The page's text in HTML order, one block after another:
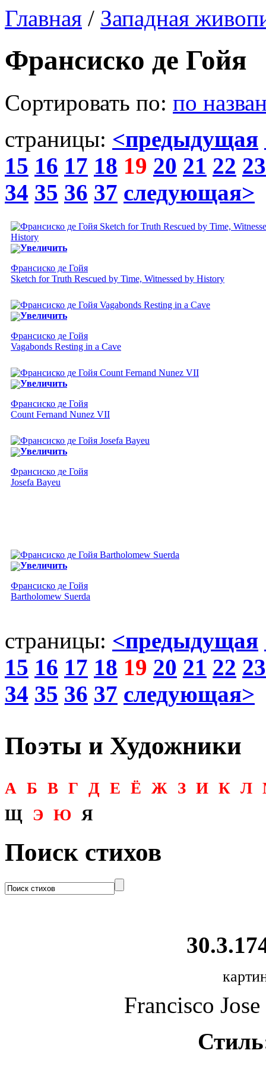
Главная / Западная
Франсиско де Гойя
Сортировать по: по
страницы: <предыдущая
15 16 17 18 19 20 21 22 23
34 35 36 37 следующая>
Увеличить
Франсиско де Гойя
Sketch for Truth Rescued by Time, Witnessed by History
Увеличить
Франсиско де Гойя
Vagabonds Resting in a Cave
Увеличить
Франсиско де Гойя
Count Fernand Nunez VII
Увеличить
Франсиско де Гойя
Josefa Bayeu
Увеличить
Франсиско де Гойя
Bartholomew Suerda
страницы: <предыдущая
15 16 17 18 19 20 21 22 23
34 35 36 37 следующая>
Поэты и Художники
А Б В Г Д Е Ё Ж З И К Л
Щ
Э Ю Я
Поиск стихов
Francisco